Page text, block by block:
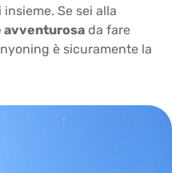
Se sei alla
avventurosa da fare
è sicuramente la